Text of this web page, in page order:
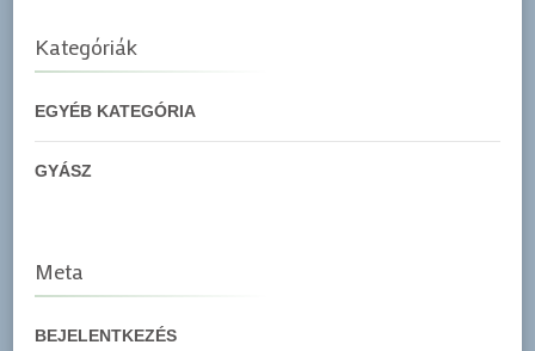
Kategóriák
EGYÉB KATEGÓRIA
GYÁSZ
Meta
BEJELENTKEZÉS